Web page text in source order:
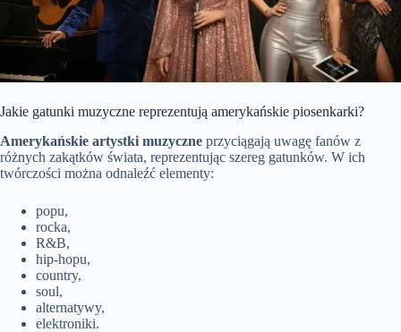
Jakie gatunki muzyczne reprezentują amerykańskie piosenkarki?
Amerykańskie artystki muzyczne przyciągają uwagę fanów z
różnych zakątków świata, reprezentując szereg gatunków. W ich
twórczości można odnaleźć elementy:
popu,
rocka,
R&B,
hip-hopu,
country,
soul,
alternatywy,
elektroniki.